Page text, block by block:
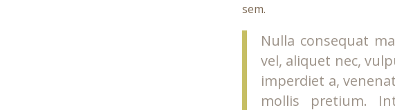
sem.
Nulla consequat
vel, aliquet nec,
imperdiet a,
mollis pretium.